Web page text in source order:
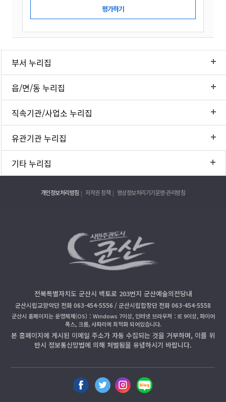
부서 누리집
읍/면/동 누리집
직속기관/사업소 누리집
유관기관 누리집
기타 누리집
개인정보처리방침 저작권 정책 영상정보처리기기운영·관리방침
전북특별자치도 군산시 백토로 203번지 군산예술의전당내
군산시립교향악단 전화 063-454-5556 / 군산시립합창단 전화 063-454-5558
군산시 홈페이지는 운영체제(OS)：Windows 7이상, 인터넷 브라우저：IE 9이상, 파이어
폭스, 크롬, 사파리에 최적화 되어있습니다.
본 홈페이지에 게시된 이메일 주소가 자동 수집되는 것을 거부하며, 이를 위
반시 정보통신망법에 의해 처벌됨을 유념하시기 바랍니다.
페
이
트
위
인
스
블
로